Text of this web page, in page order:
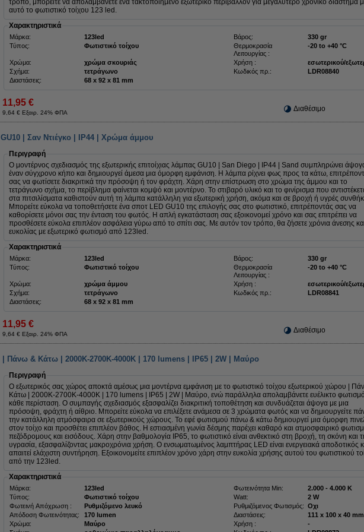
τρόπο, μπορείτε να απολαμβάνετε ένα τακτοποιημένο εξωτερικό περιβάλλον για μεγαλύτερο χρονικό διάστημα
αυτό το φωτιστικό τοίχου 123 led.
Χαρακτηριστικά
Μάρκα: 123led Βάρος:
330 gr
Τύπος:
Φωτιστικό τοίχου
Θερμοκρασία
Λειτουργίας :
-20 to +40 °C
Χρώμα: χρώμα σκουριάς Χρήση :
εσωτερικού/
Σχήμα:
τετράγωνο Κωδικός πρ.:
LDR08840
Διαστάσεις:
68 x 92 x 81 mm
11,95 €
9,64 € Εξαιρ. 24% ΦΠΑ Διαθέσιμο
GU10 | Σαν Ντιέγκο | IP44 | Χρώμα άμμου
Περιγραφή
Ο μοντέρνος σχεδιασμός της εξωτερικής επιτοίχιας λάμπας GU10 | San Diego | IP44 | Sand συμπληρώνει
έναν σύγχρονο κήπο και δημιουργεί άμεσα μια όμορφη εμφάνιση. Η λάμπα ρίχνει φως προς τα κάτω,
σας να φωτίσετε διακριτικά την πρόσοψη ή τον φράχτη. Χάρη στην επίστρωση στο χρώμα της άμμου και το
τετράγωνο σχήμα, το περίβλημα φαίνεται κομψό και μοντέρνο. Το στιβαρό υλικό και το φινίρισμα που
στα πιτσιλίσματα καθιστούν αυτή τη λάμπα κατάλληλη για εξωτερική χρήση, ακόμα και σε βροχή ή υγρές
Μπορείτε εύκολα να τοποθετήσετε ένα σποτ LED GU10 της επιλογής σας στο φωτιστικό, επιτρέποντάς σας να
καθορίσετε μόνοι σας την ένταση του φωτός. Η απλή εγκατάσταση σας εξοικονομεί χρόνο και σας επιτρέπει να
προσθέσετε εύκολα επιπλέον ασφάλεια γύρω από το σπίτι σας. Με αυτόν τον τρόπο, θα ζήσετε χρόνια άνεσης
ευκολίας με εξωτερικό φωτισμό από 123led.
Χαρακτηριστικά
Μάρκα: 123led Βάρος:
330 gr
Τύπος:
Φωτιστικό τοίχου
Θερμοκρασία
Λειτουργίας :
-20 to +40 °C
Χρώμα: χρώμα άμμου Χρήση :
εσωτερικού/
Σχήμα:
τετράγωνο Κωδικός πρ.:
LDR08841
Διαστάσεις:
68 x 92 x 81 mm
11,95 €
9,64 € Εξαιρ. 24% ΦΠΑ Διαθέσιμο
| Πάνω & Κάτω | 2000K-2700K-4000K | 170 lumens | IP65 | 2W | Μαύρο
Περιγραφή
Ο εξωτερικός σας χώρος αποκτά αμέσως μια μοντέρνα εμφάνιση με το φωτιστικό τοίχου εξωτερικού χώρου |
Κάτω | 2000K-2700K-4000K | 170 lumens | IP65 | 2W | Μαύρο, ενώ παράλληλα απολαμβάνετε ευέλικτο
κάθε περίσταση. Ο συμπαγής σχεδιασμός εξασφαλίζει διακριτική τοποθέτηση και συνδυάζεται άψογα με μια
πρόσοψη, φράχτη ή αίθριο. Μπορείτε εύκολα να επιλέξετε ανάμεσα σε 3 χρώματα φωτός και να δημιουργείτε
την κατάλληλη ατμόσφαιρα σε εξωτερικούς χώρους. Το εφέ φωτισμού πάνω & κάτω δημιουργεί μια όμορφη
στον τοίχο και προσθέτει επιπλέον βάθος. Η εστιασμένη γωνία δέσμης παρέχει καθαρό και ατμοσφαιρικό
πεζόδρομους και εισόδους. Χάρη στην βαθμολογία IP65, το φωτιστικό είναι ανθεκτικό στη βροχή, τη σκόνη και
υγρασία, εξασφαλίζοντας μακροχρόνια χρήση. Ο ενσωματωμένος λαμπτήρας LED είναι ενεργειακά αποδοτικός
απαιτεί ελάχιστη συντήρηση. Εξοικονομείτε επιπλέον χρόνο χάρη στην ευκολία χρήσης αυτού του φωτιστικού
από την 123led.
Χαρακτηριστικά
Μάρκα: 123led Φωτεινότητα Min:
2.000 - 4.000 K
Τύπος:
Φωτιστικό τοίχου Watt:
2 W
Φωτεινή Απόχρωση :
Ρυθμιζόμενο λευκό Ρυθμιζόμενος Φωτισμός: Οχι
Απόδοση Φωτεινότητας:
170 lumen Διαστάσεις:
111 x 100 x 40 mm
Χρώμα:
Μαύρο Χρήση :
-